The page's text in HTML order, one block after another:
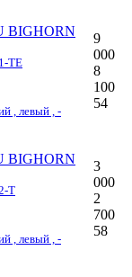
TE
, левый , -
9
000
8
100
54
T
, левый , -
3
000
2
700
58